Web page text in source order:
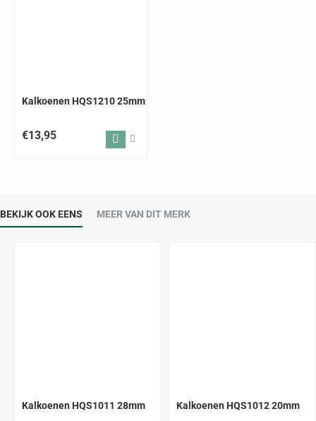
Kalkoenen HQS1210 25mm
€13,95
BEKIJK OOK EENS MEER VAN DIT MERK
Kalkoenen HQS1011 28mm Kalkoenen HQS1012 20mm